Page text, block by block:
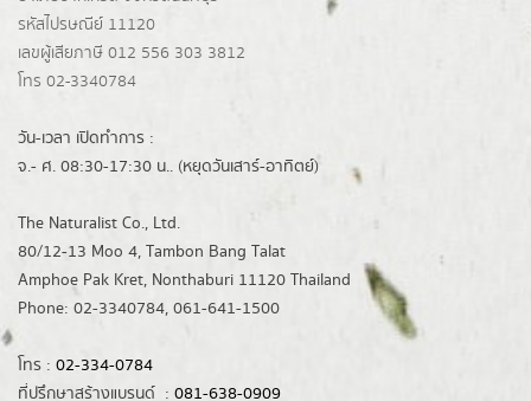
รหัสไปรษณีย์ 11120
เลขผู้เสียภาษี 012 556 303 3812
โทร 02-3340784
วัน-เวลา เปิดทำการ :
จ.- ศ. 08:30-17:30 น.. (หยุดวันเสาร์-อาทิตย์)
The Naturalist Co., Ltd.
80/12-13 Moo 4, Tambon Bang Talat
Amphoe Pak Kret, Nonthaburi 11120 Thailand
Phone: 02-3340784, 061-641-1500
โทร : 02-334-0784
ที่ปรึกษาสร้างแบรนด์ : 081-638-0909